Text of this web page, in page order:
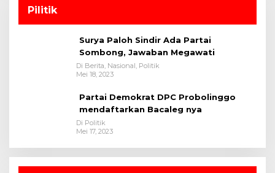
Pilitik
Surya Paloh Sindir Ada Partai
Sombong, Jawaban Megawati
Di Berita, Nasional, Politik
Mei 18, 2023
Partai Demokrat DPC Probolinggo
mendaftarkan Bacaleg nya
Di Politik
Mei 17, 2023